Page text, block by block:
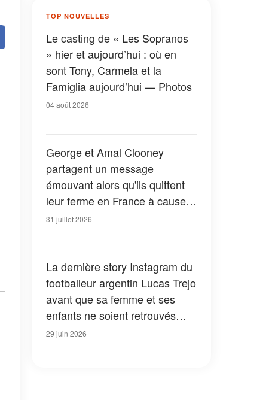
TOP NOUVELLES
Le casting de « Les Sopranos
» hier et aujourd’hui : où en
sont Tony, Carmela et la
Famiglia aujourd’hui — Photos
04 août 2026
George et Amal Clooney
partagent un message
émouvant alors qu'ils quittent
leur ferme en France à cause
des feux de forêt — Tous les
31 juillet 2026
La dernière story Instagram du
footballeur argentin Lucas Trejo
avant que sa femme et ses
enfants ne soient retrouvés
sous les décombres du
29 juin 2026